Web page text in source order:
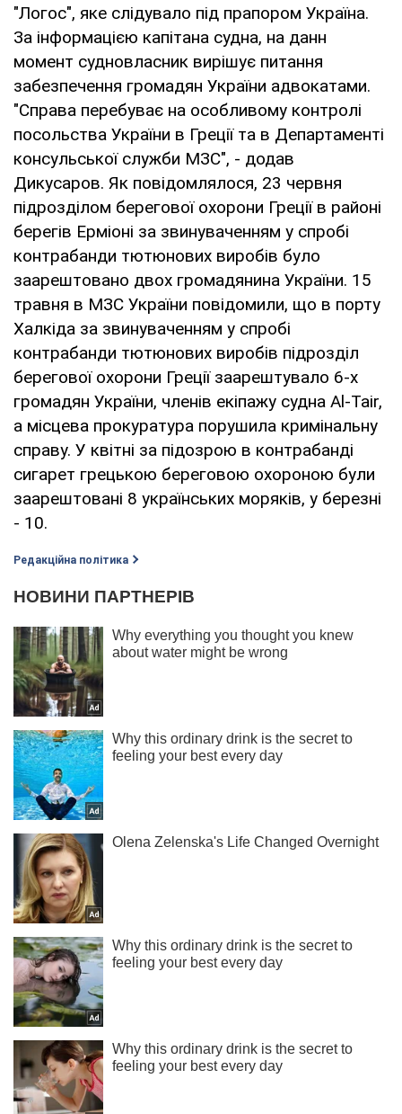
"Логос", яке слідувало під прапором Україна.
За інформацією капітана судна, на данн
момент судновласник вирішує питання
забезпечення громадян України адвокатами.
"Справа перебуває на особливому контролі
посольства України в Греції та в Департаменті
консульської служби МЗС", - додав
Дикусаров. Як повідомлялося, 23 червня
підрозділом берегової охорони Греції в районі
берегів Ерміоні за звинуваченням у спробі
контрабанди тютюнових виробів було
заарештовано двох громадянина України. 15
травня в МЗС України повідомили, що в порту
Халкіда за звинуваченням у спробі
контрабанди тютюнових виробів підрозділ
берегової охорони Греції заарештувало 6-х
громадян України, членів екіпажу судна Al-Tair,
а місцева прокуратура порушила кримінальну
справу. У квітні за підозрою в контрабанді
сигарет грецькою береговою охороною були
заарештовані 8 українських моряків, у березні
- 10.
Редакційна політика